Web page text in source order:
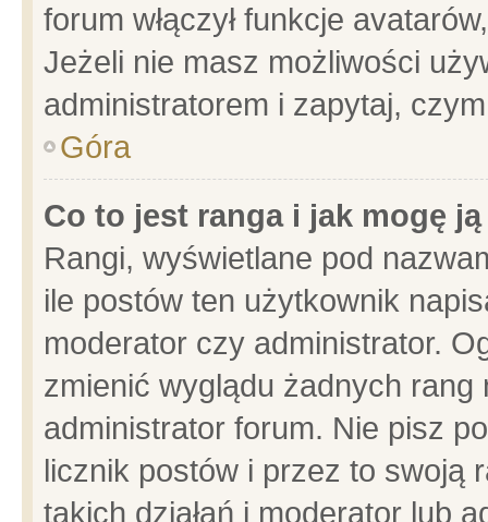
forum włączył funkcje
Jeżeli nie masz możliwości
administratorem i zapytaj,
Góra
Co to jest ranga i jak mogę
Rangi, wyświetlane pod
ile postów ten użytkownik
moderator czy administrator.
zmienić wyglądu żadnych
administrator forum. Nie pisz
licznik postów i przez to swoją
takich działań i moderator lub